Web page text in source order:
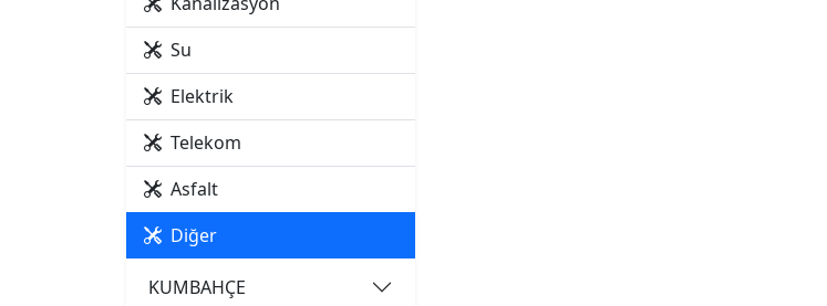
Su
Elektrik
Telekom
Asfalt
Diğer
KUMBAHÇE